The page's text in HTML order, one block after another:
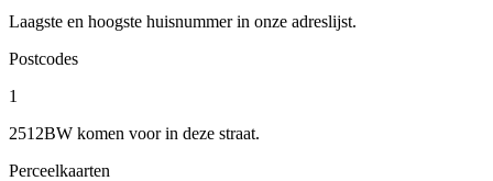
Laagste en hoogste huisnummer in onze adreslijst.
Postcodes
1
2512BW komen voor in deze straat.
Perceelkaarten